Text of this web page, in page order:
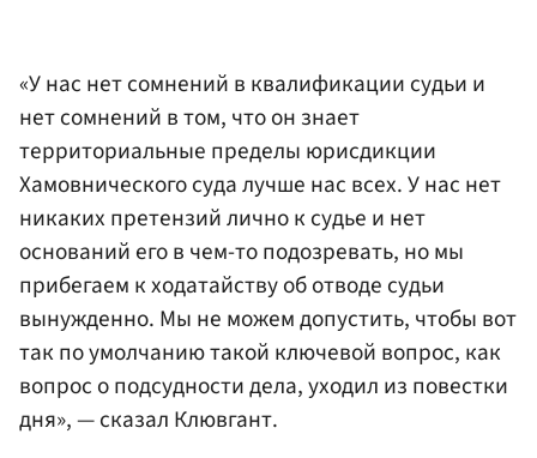
«У нас нет сомнений в квалификации судьи и
нет сомнений в том, что он знает
территориальные пределы юрисдикции
Хамовнического суда лучше нас всех. У нас нет
никаких претензий лично к судье и нет
оснований его в чем-то подозревать, но мы
прибегаем к ходатайству об отводе судьи
вынужденно. Мы не можем допустить, чтобы вот
так по умолчанию такой ключевой вопрос, как
вопрос о подсудности дела, уходил из повестки
дня», — сказал Клювгант.